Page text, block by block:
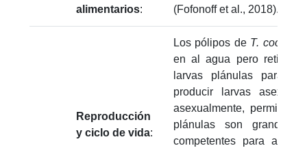
alimentarios:
(Fofonoff et al., 2018).
Reproducción
y ciclo de vida:
Los pólipos de T. coccinea
en al agua pero
larvas plánulas para
producir larvas
asexualmente,
plánulas son grandes
competentes para